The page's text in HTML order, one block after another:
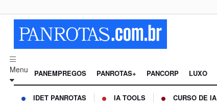
Menu PANEMPREGOS PANROTAS+ PANCORP LUXO
IDET PANROTAS IA TOOLS CURSO DE IA